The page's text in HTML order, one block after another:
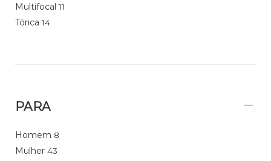
Multifocal 11
Tórica 14
PARA
Homem 8
Mulher 43